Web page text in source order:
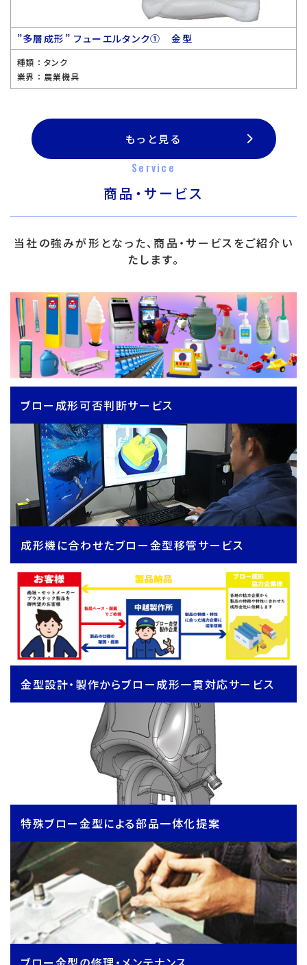
”多層成形” フューエルタンク① 金型
種類 ： タンク
業界 ： 農業機具
もっと見る
Service
商品・サービス
当社の強みが形となった、商品・サービスをご紹介い
たします。
ブロー成形可否判断サービス
成形機に合わせたブロー金型移管サービス
金型設計・製作からブロー成形一貫対応サービス
特殊ブロー金型による部品一体化提案